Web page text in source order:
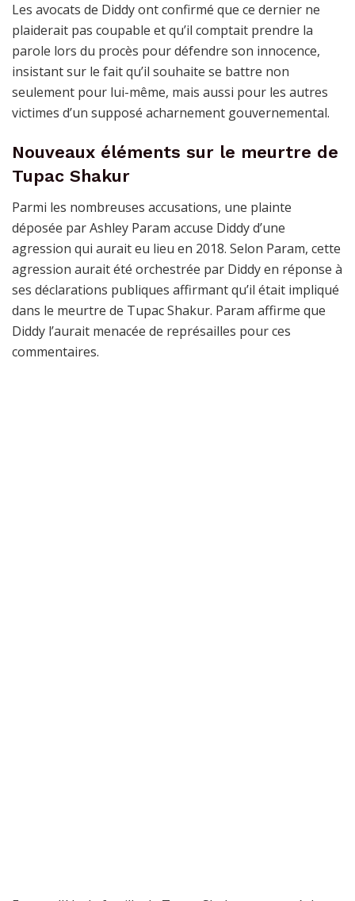
Les avocats de Diddy ont confirmé que ce dernier ne
plaiderait pas coupable et qu’il comptait prendre la
parole lors du procès pour défendre son innocence,
insistant sur le fait qu’il souhaite se battre non
seulement pour lui-même, mais aussi pour les autres
victimes d’un supposé acharnement gouvernemental.
Nouveaux éléments sur le meurtre de
Tupac Shakur
Parmi les nombreuses accusations, une plainte
déposée par Ashley Param accuse Diddy d’une
agression qui aurait eu lieu en 2018. Selon Param, cette
agression aurait été orchestrée par Diddy en réponse à
ses déclarations publiques affirmant qu’il était impliqué
dans le meurtre de Tupac Shakur. Param affirme que
Diddy l’aurait menacée de représailles pour ces
commentaires.